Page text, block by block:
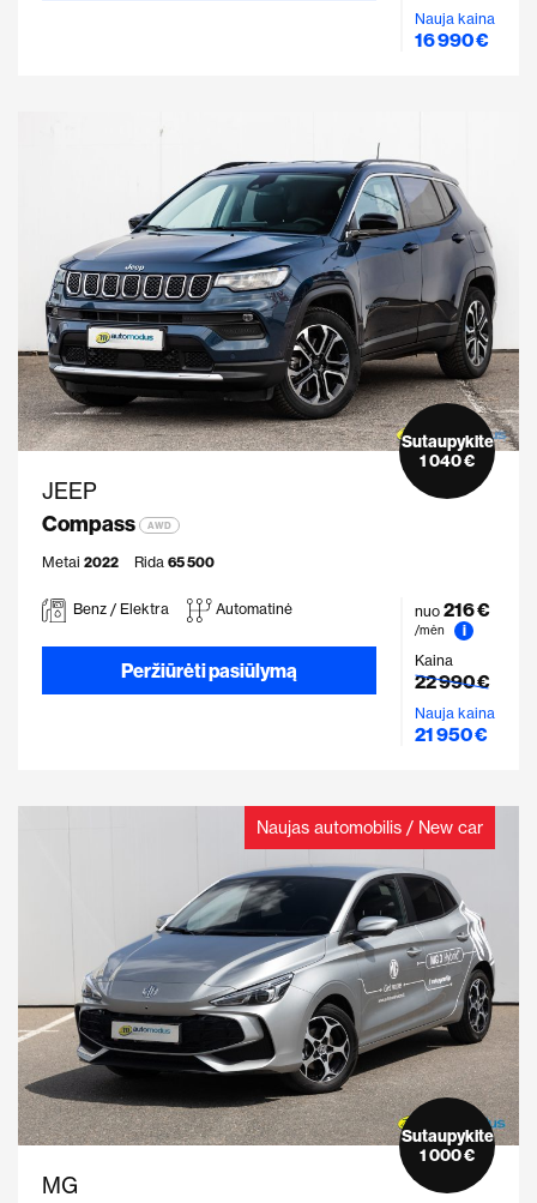
Nauja kaina
16 990 €
JEEP
Compass
AWD
Metai 2022 Rida 65 500
Sutaupykite
1 040 €
Benz / Elektra Automatinė
Peržiūrėti pasiūlymą
nuo 216 €
/mėn
i
Kaina
22 990 €
Nauja kaina
21 950 €
Naujas automobilis / New car
MG
Sutaupykite
1 000 €